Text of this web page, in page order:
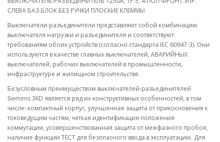
СЛЕВА БАЗ.БЛОК БЕЗ РУЧКИ ПЛОСКИЕ КЛЕММЫ
Выключатели-разъединители представляют собой комбинацию
выключателя нагрузки и разъединителя и соответствуют
требованиям обоих устройств (согласно стандарта IEC 60947-3). Они
используются в качестве главных выключателей, АВАРИЙНЫХ
выключателей, рабочих выключателей в промышленности,
инфраструктуре и жилищном строительстве.
Безусловным преимуществом выключателей-разъединителей
Siemens 3KD является ряд их конструктивных особенностей, в том
числе: компактный корпус, улучшенная защита от прикосновения к
токоведущим частям, четкая идентификация положения
коммутации, усовершенствованная защита от межфазного пробоя,
наличие функции ТЕСТ для безопасного ввода в эксплуатацию. Для